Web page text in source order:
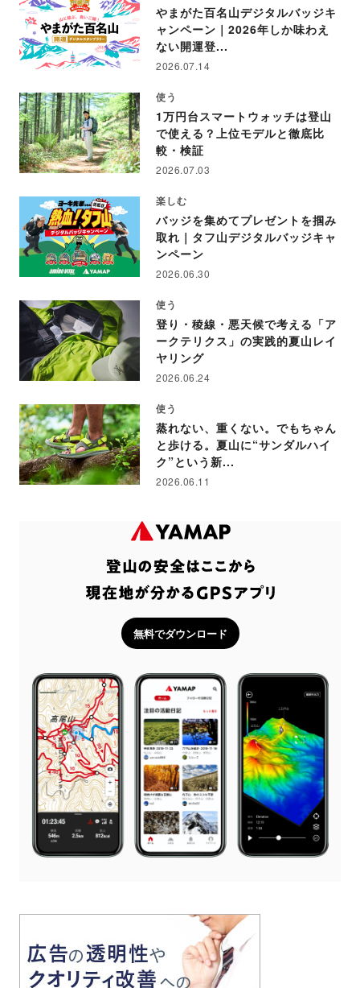
やまがた百名山デジタルバッジキ
ャンペーン｜2026年しか味わえ
ない開運登...
2026.07.14
使う
1万円台スマートウォッチは登山
で使える？上位モデルと徹底比
較・検証
2026.07.03
楽しむ
バッジを集めてプレゼントを掴み
取れ｜タフ山デジタルバッジキャ
ンペーン
2026.06.30
使う
登り・稜線・悪天候で考える「ア
ークテリクス」の実践的夏山レイ
ヤリング
2026.06.24
使う
蒸れない、重くない。でもちゃん
と歩ける。夏山に“サンダルハイ
ク”という新...
2026.06.11
無料でダウンロード